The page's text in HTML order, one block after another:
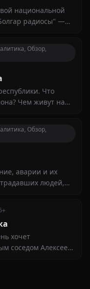
национальной
радиосы" —
Обзор,
Что
Чем живут наши
Обзор,
аварии и их
людей,
— обо всём этом в
хочет
соседом Алексеем